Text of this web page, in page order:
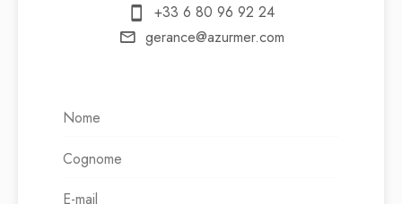
+33 6 80 96 92 24
gerance@azurmer.com